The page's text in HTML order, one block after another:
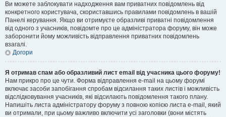
Ви можете заблокувати надходження вам приватних повідомлень від
конкретного користувача, скориставшись правилами повідомлень в вашій
Панелі керування. Якщо ви отримуєте образливі приватні повідомлення
від одного з учасників, повідомте про це адміністратора форуму, він може
заборонити йому можливість відправлення приватних повідомлень
взагалі.
Догори
Я отримав спам або образливий лист email від учасника цього форуму!
Нам прикро про це чути. Форма відправлення e-mail на цьому форумі
включає засоби запобігання спробам відсилання таких листів і можливість
відслідковування учасників, які відсилають повідомлення такого плану.
Напишіть листа адміністратору форуму з повною копією листа e-mail, який
ви отримали, при цьому важливо включити усі заголовки (вони містять